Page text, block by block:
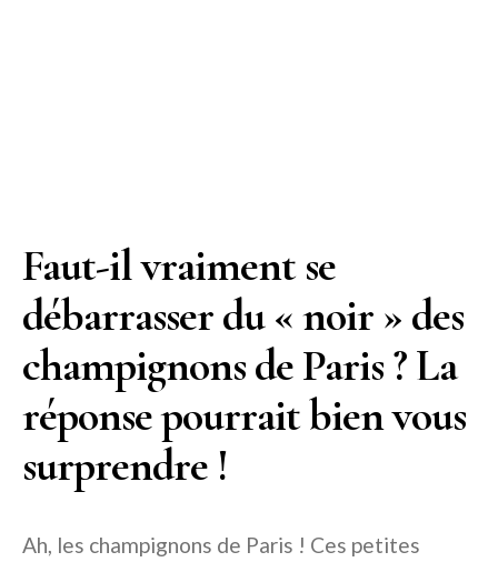
Faut-il vraiment se
débarrasser du « noir » des
champignons de Paris ? La
réponse pourrait bien vous
surprendre !
Ah, les champignons de Paris ! Ces petites